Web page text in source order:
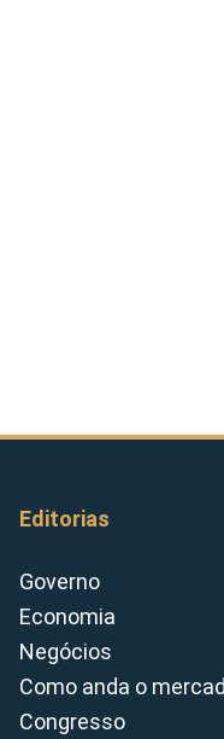
Editorias
Governo
Economia
Negócios
Como anda o
Congresso